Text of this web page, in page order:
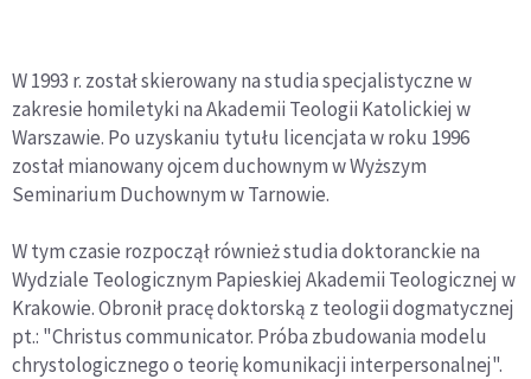
W 1993 r. został skierowany na studia specjalistyczne w
zakresie homiletyki na Akademii Teologii Katolickiej w
Warszawie. Po uzyskaniu tytułu licencjata w roku 1996
został mianowany ojcem duchownym w Wyższym
Seminarium Duchownym w Tarnowie.
W tym czasie rozpoczął również studia doktoranckie na
Wydziale Teologicznym Papieskiej Akademii Teologicznej w
Krakowie. Obronił pracę doktorską z teologii dogmatycznej
pt.: "Christus communicator. Próba zbudowania modelu
chrystologicznego o teorię komunikacji interpersonalnej".